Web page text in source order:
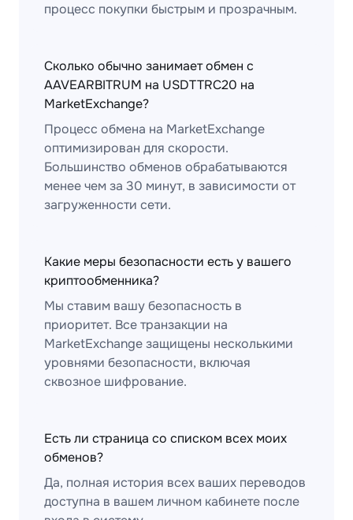
процесс покупки быстрым и прозрачным.
Сколько обычно занимает обмен с
AAVEARBITRUM на USDTTRC20 на
MarketExchange?
Процесс обмена на MarketExchange
оптимизирован для скорости.
Большинство обменов обрабатываются
менее чем за 30 минут, в зависимости от
загруженности сети.
Какие меры безопасности есть у вашего
криптообменника?
Мы ставим вашу безопасность в
приоритет. Все транзакции на
MarketExchange защищены несколькими
уровнями безопасности, включая
сквозное шифрование.
Есть ли страница со списком всех моих
обменов?
Да, полная история всех ваших переводов
доступна в вашем личном кабинете после